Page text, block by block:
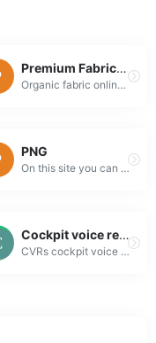
Premium Fabrics and Design Tools | WowPatterns
Organic fabric onlinea?? Fabric to garment a??Background Vector patterna?? Free Patterns Website a??100% free vector patternsa??Free illustration patt...
PNG
On this site you can see transparent PNG images..
Cockpit voice recordings : last words
CVRs cockpit voice recordings